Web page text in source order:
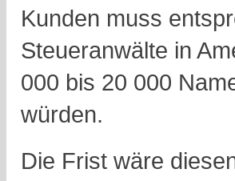
Kunden muss
Steueranwälte in
000 bis 20 000
würden.
Die Frist wäre